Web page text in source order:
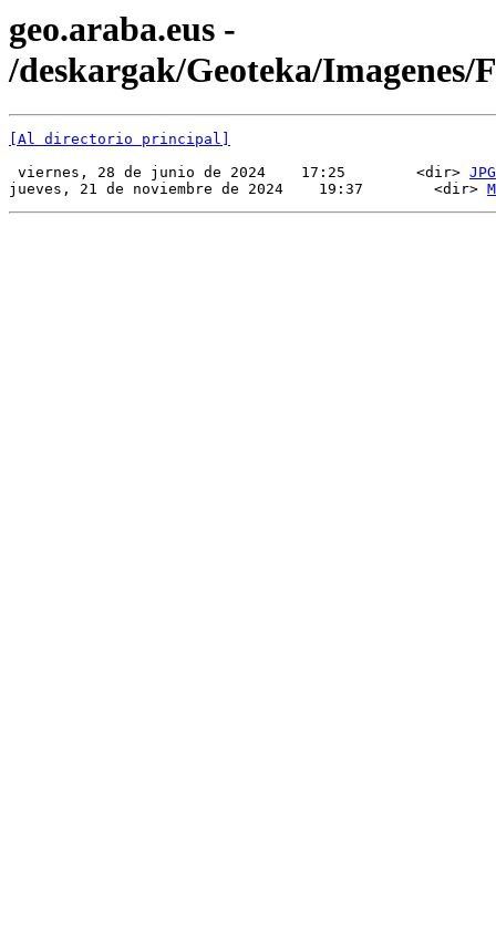
geo.araba.eus -
/deskargak/Geoteka/Imagenes/
[Al directorio principal]
viernes, 28 de junio de 2024    17:25        <dir> JPG
jueves, 21 de noviembre de 2024    19:37        <dir>